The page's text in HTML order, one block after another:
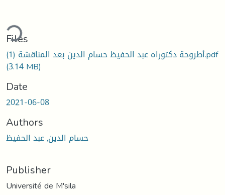
Files
أطروحة دكتوراه عبد الحفيظ حسام الدين بعد المناقشة (1).pdf
(3.14 MB)
Date
2021-06-08
Authors
حسام الدين, عبد الحفيظ
Publisher
Université de M'sila